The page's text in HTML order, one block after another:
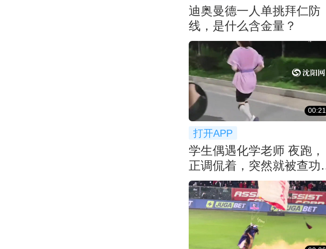
迪奥曼德一人单挑拜仁防
线，是什么含金量？
00:21
打开APP
学生偶遇化学老师 夜跑，
正调侃着，突然就被查功
课... 😂